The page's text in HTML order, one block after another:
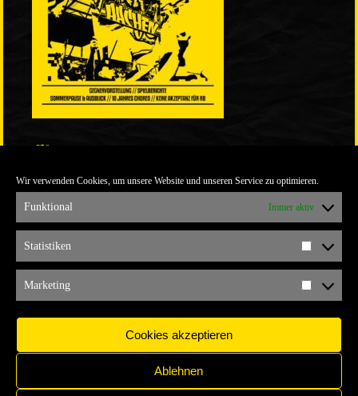
Wir verwenden Cookies, um unsere Website und unseren Service zu optimieren.
Funktional Immer aktiv
Statistiken
Marketing
Cookies akzeptieren
Ablehnen
ULTRABLOG DER YELLOW CONNECTION
ALEMANNIA VERKAUFT MAN NICHT
ARCHIV
ARCHIV